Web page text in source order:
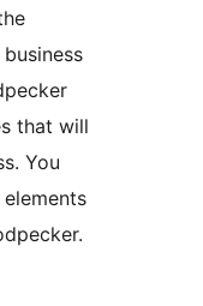
that will
You